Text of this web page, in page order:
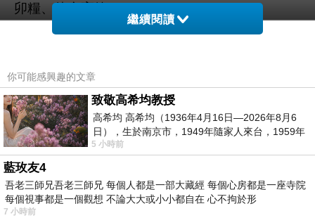
卯糧、債台高築.....
這兩大暗流在網路上，可見企業力當然是會壓抑後者、幫
忙前者。在德國，除了右派基督教民主黨的信徒與選民之
外，誰都知道梅克爾不值得尊敬.....雖然右派比較會選舉，
但是不代表說德國和Chinese一樣喜歡過吃苦耐勞的生
活。
我們的媒體也很會只報壞的不報好的，而我從非主流管道
繼續閱讀
你可能感興趣的文章
致敬高希均教授
高希均 高希均（1936年4月16日—2026年8月6
日），生於南京市，1949年隨家人來台，1959年
赴美深造並取得經濟發展博士學位。曾任
5 小時前
藍玫友4
吾老三師兄吾老三師兄 每個人都是一部大藏經 每個心房都是一座寺院
每個視事都是一個觀想 不論大大或小小都自在 心不拘於形
7 小時前